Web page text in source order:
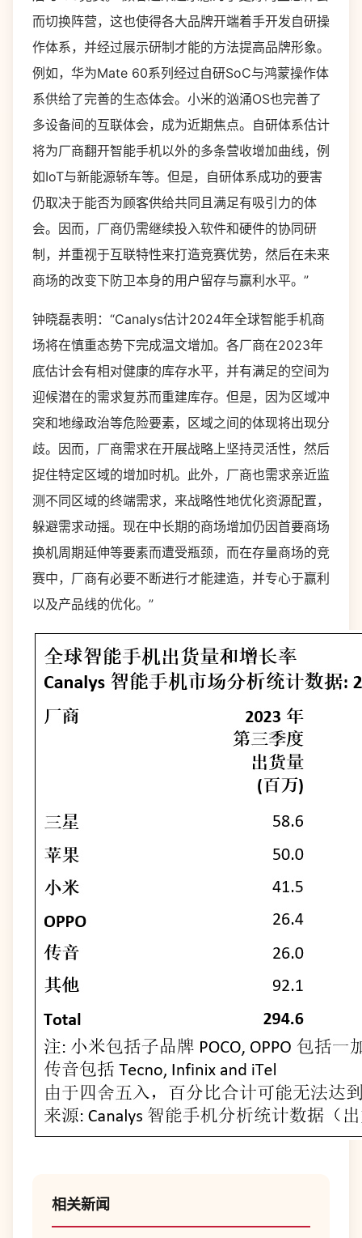
而切换阵营，这也使得各大品牌开端着手开发自研操
作体系，并经过展示研制才能的方法提高品牌形象。
例如，华为Mate 60系列经过自研SoC与鸿蒙操作体
系供给了完善的生态体会。小米的汹涌OS也完善了
多设备间的互联体会，成为近期焦点。自研体系估计
将为厂商翻开智能手机以外的多条营收增加曲线，例
如IoT与新能源轿车等。但是，自研体系成功的要害
仍取决于能否为顾客供给共同且满足有吸引力的体
会。因而，厂商仍需继续投入软件和硬件的协同研
制，并重视于互联特性来打造竞赛优势，然后在未来
商场的改变下防卫本身的用户留存与赢利水平。”
钟晓磊表明：“Canalys估计2024年全球智能手机商
场将在慎重态势下完成温文增加。各厂商在2023年
底估计会有相对健康的库存水平，并有满足的空间为
迎候潜在的需求复苏而重建库存。但是，因为区域冲
突和地缘政治等危险要素，区域之间的体现将出现分
歧。因而，厂商需求在开展战略上坚持灵活性，然后
捉住特定区域的增加时机。此外，厂商也需求亲近监
测不同区域的终端需求，来战略性地优化资源配置，
躲避需求动摇。现在中长期的商场增加仍因首要商场
换机周期延伸等要素而遭受瓶颈，而在存量商场的竞
赛中，厂商有必要不断进行才能建造，并专心于赢利
以及产品线的优化。”
相关新闻